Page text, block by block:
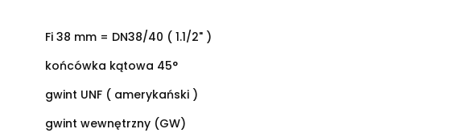
Fi 38 mm = DN38/40 ( 1.1/2" )
końcówka kątowa 45°
gwint UNF ( amerykański )
gwint wewnętrzny (GW)